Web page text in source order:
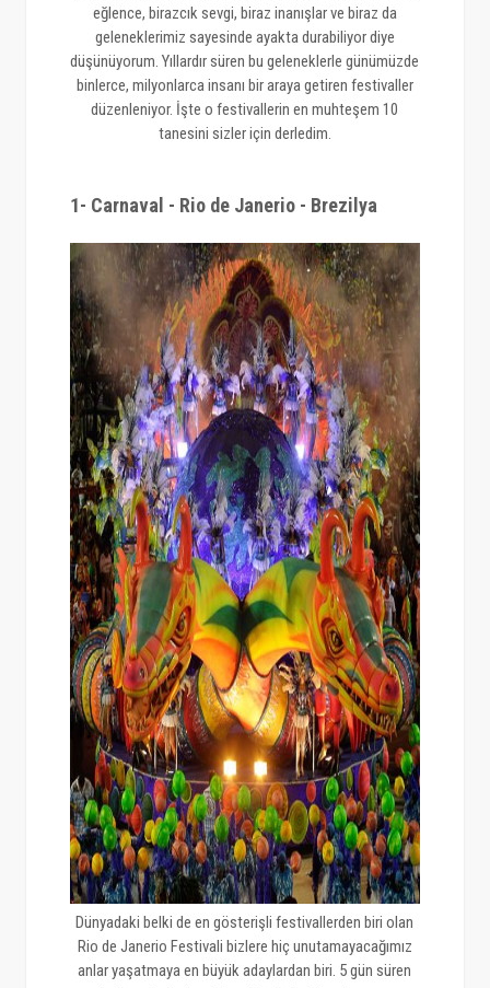
eğlence, birazcık sevgi, biraz inanışlar ve biraz da
geleneklerimiz sayesinde ayakta durabiliyor diye
düşünüyorum. Yıllardır süren bu geleneklerle günümüzde
binlerce, milyonlarca insanı bir araya getiren festivaller
düzenleniyor. İşte o festivallerin en muhteşem 10
tanesini sizler için derledim.
1- Carnaval - Rio de Janerio - Brezilya
Dünyadaki belki de en gösterişli festivallerden biri olan
Rio de Janerio Festivali bizlere hiç unutamayacağımız
anlar yaşatmaya en büyük adaylardan biri. 5 gün süren